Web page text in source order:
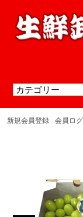
新規会員登録 会員ロ